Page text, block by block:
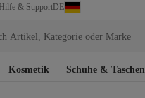
Hilfe & SupportDE
Artikel, Kategorie oder Marke
Kosmetik Schuhe & Taschen